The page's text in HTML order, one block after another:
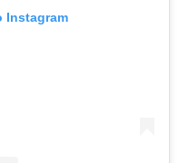
Instagram